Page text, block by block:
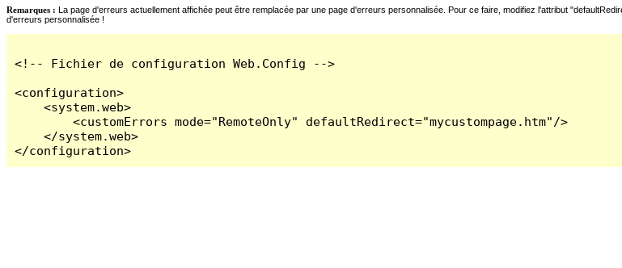
Remarques : La page d'erreurs actuellement affichée peut être remplacée par une page d'erreurs personnalisée. Pour ce faire, modifiez l'attribut
d'erreurs personnalisée !
<!-- Fichier de configuration Web.Config -->
<configuration>
    <system.web>
        <customErrors mode="RemoteOnly" defaultRedirect="mycustompage.htm"/>
    </system.web>
</configuration>